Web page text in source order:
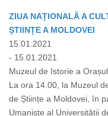
ZIUA NAȚIONALĂ A
ȘTIINȚE A MOLDOVEI
15.01.2021
- 15.01.2021
Muzeul de Istorie a
La ora 14.00, la Muzeul
de Științe a Moldovei, în
Umaniste al Universității